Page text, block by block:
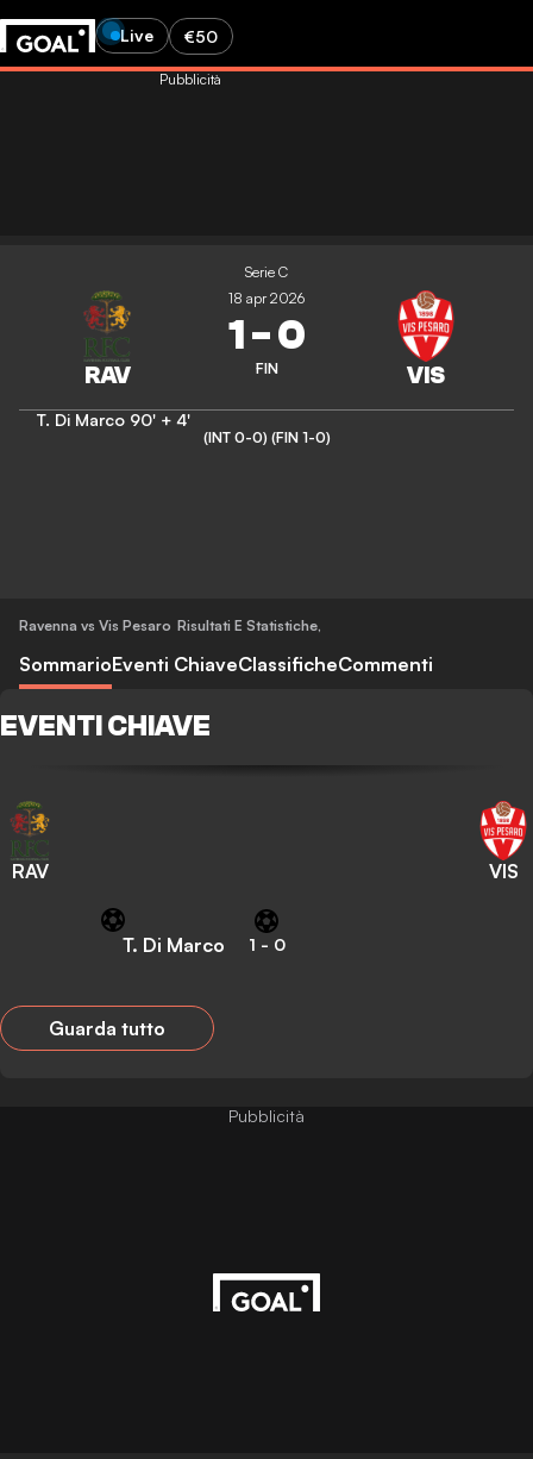
Live €50
Pubblicità
Serie C
18 apr 2026
1-0
FIN
T. Di Marco 90' + 4'
(INT 0-0) (FIN 1-0)
Ravenna vs Vis Pesaro Risultati E Statistiche,
SommarioEventi ChiaveClassificheCommenti
EVENTI CHIAVE
RAV VIS
T. Di Marco 1 - 0
Guarda tutto
Pubblicità